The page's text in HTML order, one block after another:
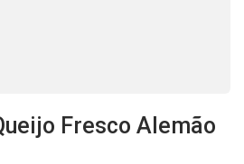
Fresco Alemão